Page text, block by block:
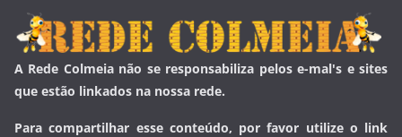
A Rede Colmeia não se responsabiliza pelos e-mal's e sites
que estão linkados na nossa rede.
Para compartilhar esse conteúdo, por favor utilize o link